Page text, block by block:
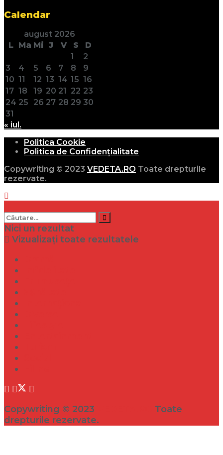
Calendar
august 2026
L Ma Mi J V S
D
1
2
3
4 5 6 7 8
9
10 11 12 13 14 15 16
17 18 19 20 21 22 23
24 25 26 27 28 29 30
31
« iul.
Politica Cookie
Politica de Confidențialitate
Copywriting © 2023 VEDETA.RO Toate drepturile
rezervate.
Nici un rezultat
Vizualizați toate rezultatele
Copywriting © 2023
Toate
drepturile rezervate.